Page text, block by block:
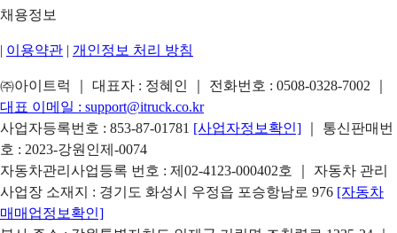
채용정보
| 이용약관 | 개인정보 처리 방침
㈜아이트럭 ｜ 대표자 : 정혜인 ｜ 전화번호 : 0508-0328-7002
대표 이메일 : support@itruck.co.kr
사업자등록번호 : 853-87-01781 [사업자정보확인]
｜ 통신판매번
호 : 2023-강원인제-0074
자동차관리사업등록 번호 : 제02-4123-000402호 ｜ 자동차 관리
사업장 소재지 : 경기도 화성시 우정읍 포승항남로 976 [자동차
매매업정보확인]